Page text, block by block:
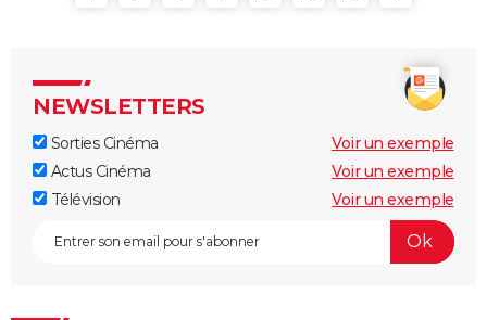
NEWSLETTERS
Sorties Cinéma
Voir un exemple
Actus Cinéma
Voir un exemple
Télévision
Voir un exemple